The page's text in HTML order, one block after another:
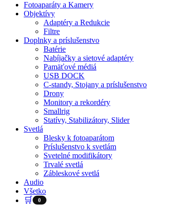
Fotoaparáty a Kamery
Objektívy
Adaptéry a Redukcie
Filtre
Doplnky a príslušenstvo
Batérie
Nabíjačky a sietové adaptéry
Pamäťové médiá
USB DOCK
C-standy, Stojany a príslušenstvo
Drony
Monitory a rekordéry
Smallrig
Statívy, Stabilizátory, Slider
Svetlá
Blesky k fotoaparátom
Príslušenstvo k svetlám
Svetelné modifikátory
Trvalé svetlá
Zábleskové svetlá
Audio
Všetko
🛒 0